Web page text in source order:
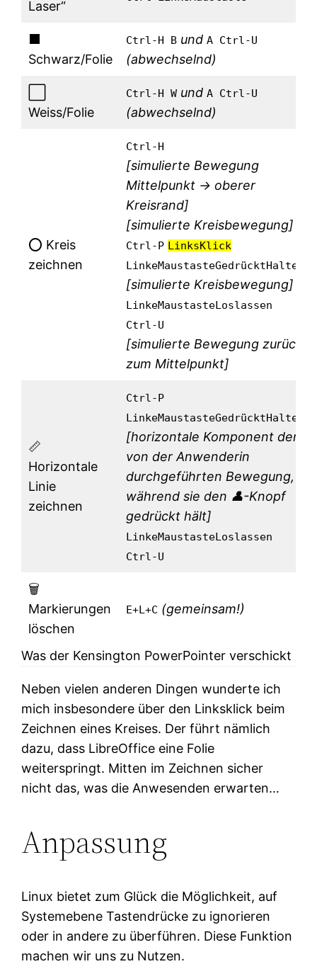
Laser“
Schwarz/Folie
Ctrl-H B und A Ctrl-U
(abwechselnd)
Weiss/Folie
Ctrl-H W und A Ctrl-U
(abwechselnd)
⭕ Kreis
zeichnen
Ctrl-H
[simulierte Bewegung
Mittelpunkt → oberer
Kreisrand]
[simulierte Kreisbewegung]
Ctrl-P LinksKlick
LinkeMaustasteGedrücktHalten
[simulierte Kreisbewegung]
LinkeMaustasteLoslassen
Ctrl-U
[simulierte Bewegung zurück
zum Mittelpunkt]
📏
Horizontale
Linie
zeichnen
Ctrl-P
LinkeMaustasteGedrücktHalten
[horizontale Komponent der
von der Anwenderin
durchgeführten Bewegung,
während sie den 👤-Knopf
gedrückt hält]
LinkeMaustasteLoslassen
Ctrl-U
🗑️
Markierungen
löschen
E+L+C (gemeinsam!)
Was der Kensington PowerPointer verschickt
Neben vielen anderen Dingen wunderte ich
mich insbesondere über den Linksklick beim
Zeichnen eines Kreises. Der führt nämlich
dazu, dass LibreOffice eine Folie
weiterspringt. Mitten im Zeichnen sicher
nicht das, was die Anwesenden erwarten…
Anpassung
Linux bietet zum Glück die Möglichkeit, auf
Systemebene Tastendrücke zu ignorieren
oder in andere zu überführen. Diese Funktion
machen wir uns zu Nutzen.